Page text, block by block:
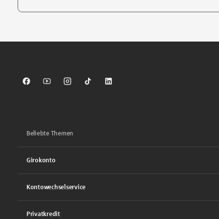
Sparkasse auf Facebook
Sparkasse auf Youtube
Sparkasse auf Instagram
Sparkasse auf TikTok
Sparkasse auf LinkedIn
Beliebte Themen
Girokonto
Kontowechselservice
Privatkredit